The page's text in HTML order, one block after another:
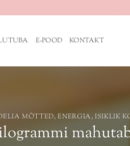
E-POOD KONTAKT
MÕTTED,ENERGIA,ISIKLIK